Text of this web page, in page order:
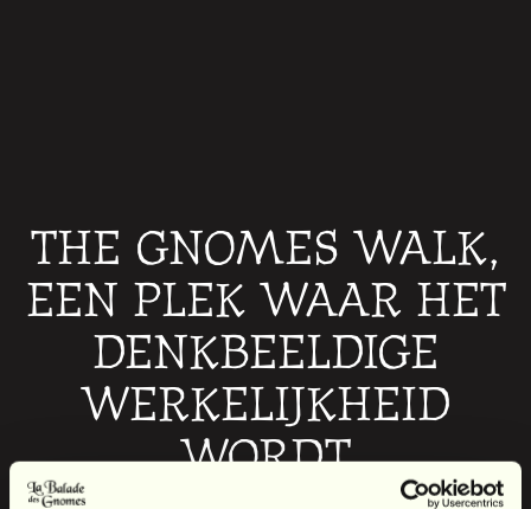
THE GNOMES WALK,
EEN PLEK WAAR HET
DENKBEELDIGE
WERKELIJKHEID
WORDT